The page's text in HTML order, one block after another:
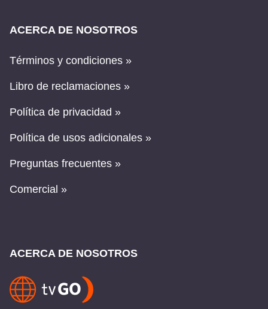
ACERCA DE NOSOTROS
Términos y condiciones »
Libro de reclamaciones »
Política de privacidad »
Política de usos adicionales »
Preguntas frecuentes »
Comercial »
ACERCA DE NOSOTROS